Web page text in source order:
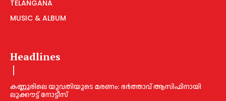
TELANGANA
MUSIC & ALBUM
Headlines
കണ്ണൂരിലെ യുവതിയുടെ മരണം: ഭര്‍ത്താവ് ആസിഫിനായി
ലുക്കൗട്ട് നോട്ടീസ്